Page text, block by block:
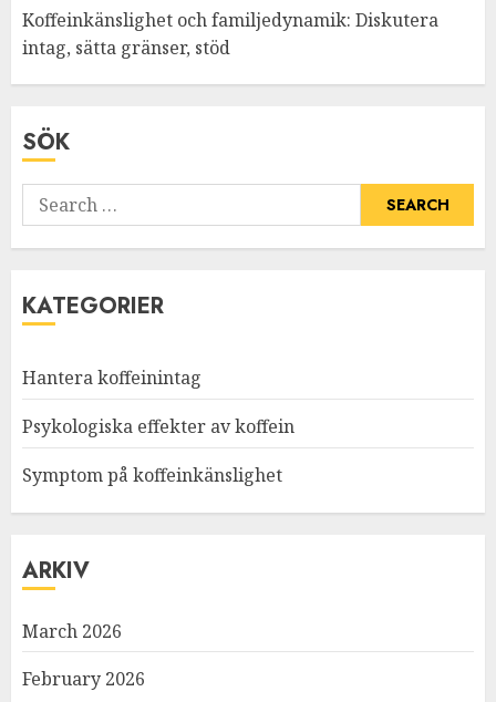
Koffeinkänslighet och familjedynamik: Diskutera
intag, sätta gränser, stöd
SÖK
Search
for:
KATEGORIER
Hantera koffeinintag
Psykologiska effekter av koffein
Symptom på koffeinkänslighet
ARKIV
March 2026
February 2026